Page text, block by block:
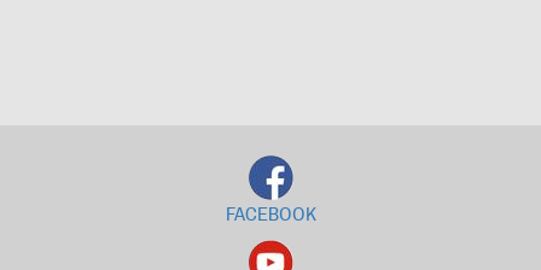
FACEBOOK